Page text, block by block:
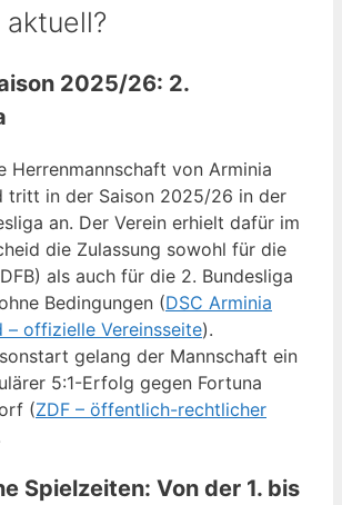
2025/26: 2.
Herrenmannschaft von Arminia
tritt in der Saison 2025/26 in der
an. Der Verein erhielt dafür im
die Zulassung sowohl für die
als auch für die 2. Bundesliga
Bedingungen (DSC Arminia
– offizielle Vereinsseite).
gelang der Mannschaft ein
5:1-Erfolg gegen Fortuna
(ZDF – öffentlich-rechtlicher
Spielzeiten: Von der 1. bis